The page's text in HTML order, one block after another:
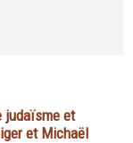
judaïsme et
et Michaël